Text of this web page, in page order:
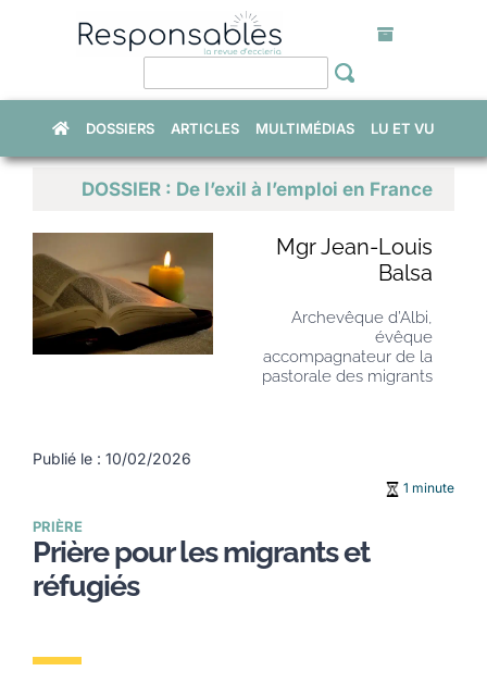
DOSSIERS ARTICLES MULTIMÉDIAS LU ET VU
DOSSIER : De l’exil à l’emploi en France
Mgr Jean-Louis
Balsa
Archevêque d’Albi,
évêque
accompagnateur de la
pastorale des migrants
Publié le : 10/02/2026
1 minute
PRIÈRE
Prière pour les migrants et
réfugiés